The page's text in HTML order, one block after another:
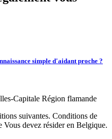
simple d'aidant proche ?
Capitale Région flamande
suivantes. Conditions de
devez résider en Belgique.